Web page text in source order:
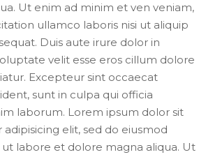
Ut enim ad minim et ven veniam,
ullamco laboris nisi ut aliquip
Duis aute irure dolor in
velit esse eros cillum dolore
Excepteur sint occaecat
sunt in culpa qui officia
laborum. Lorem ipsum dolor sit
elit, sed do eiusmod
labore et dolore magna aliqua. Ut